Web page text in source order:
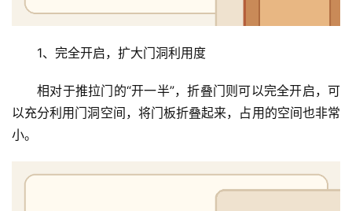
1、完全开启，扩大门洞利用度
相对于推拉门的“开一半”，折叠门则可以完全开启，可
以充分利用门洞空间，将门板折叠起来，占用的空间也非常
小。